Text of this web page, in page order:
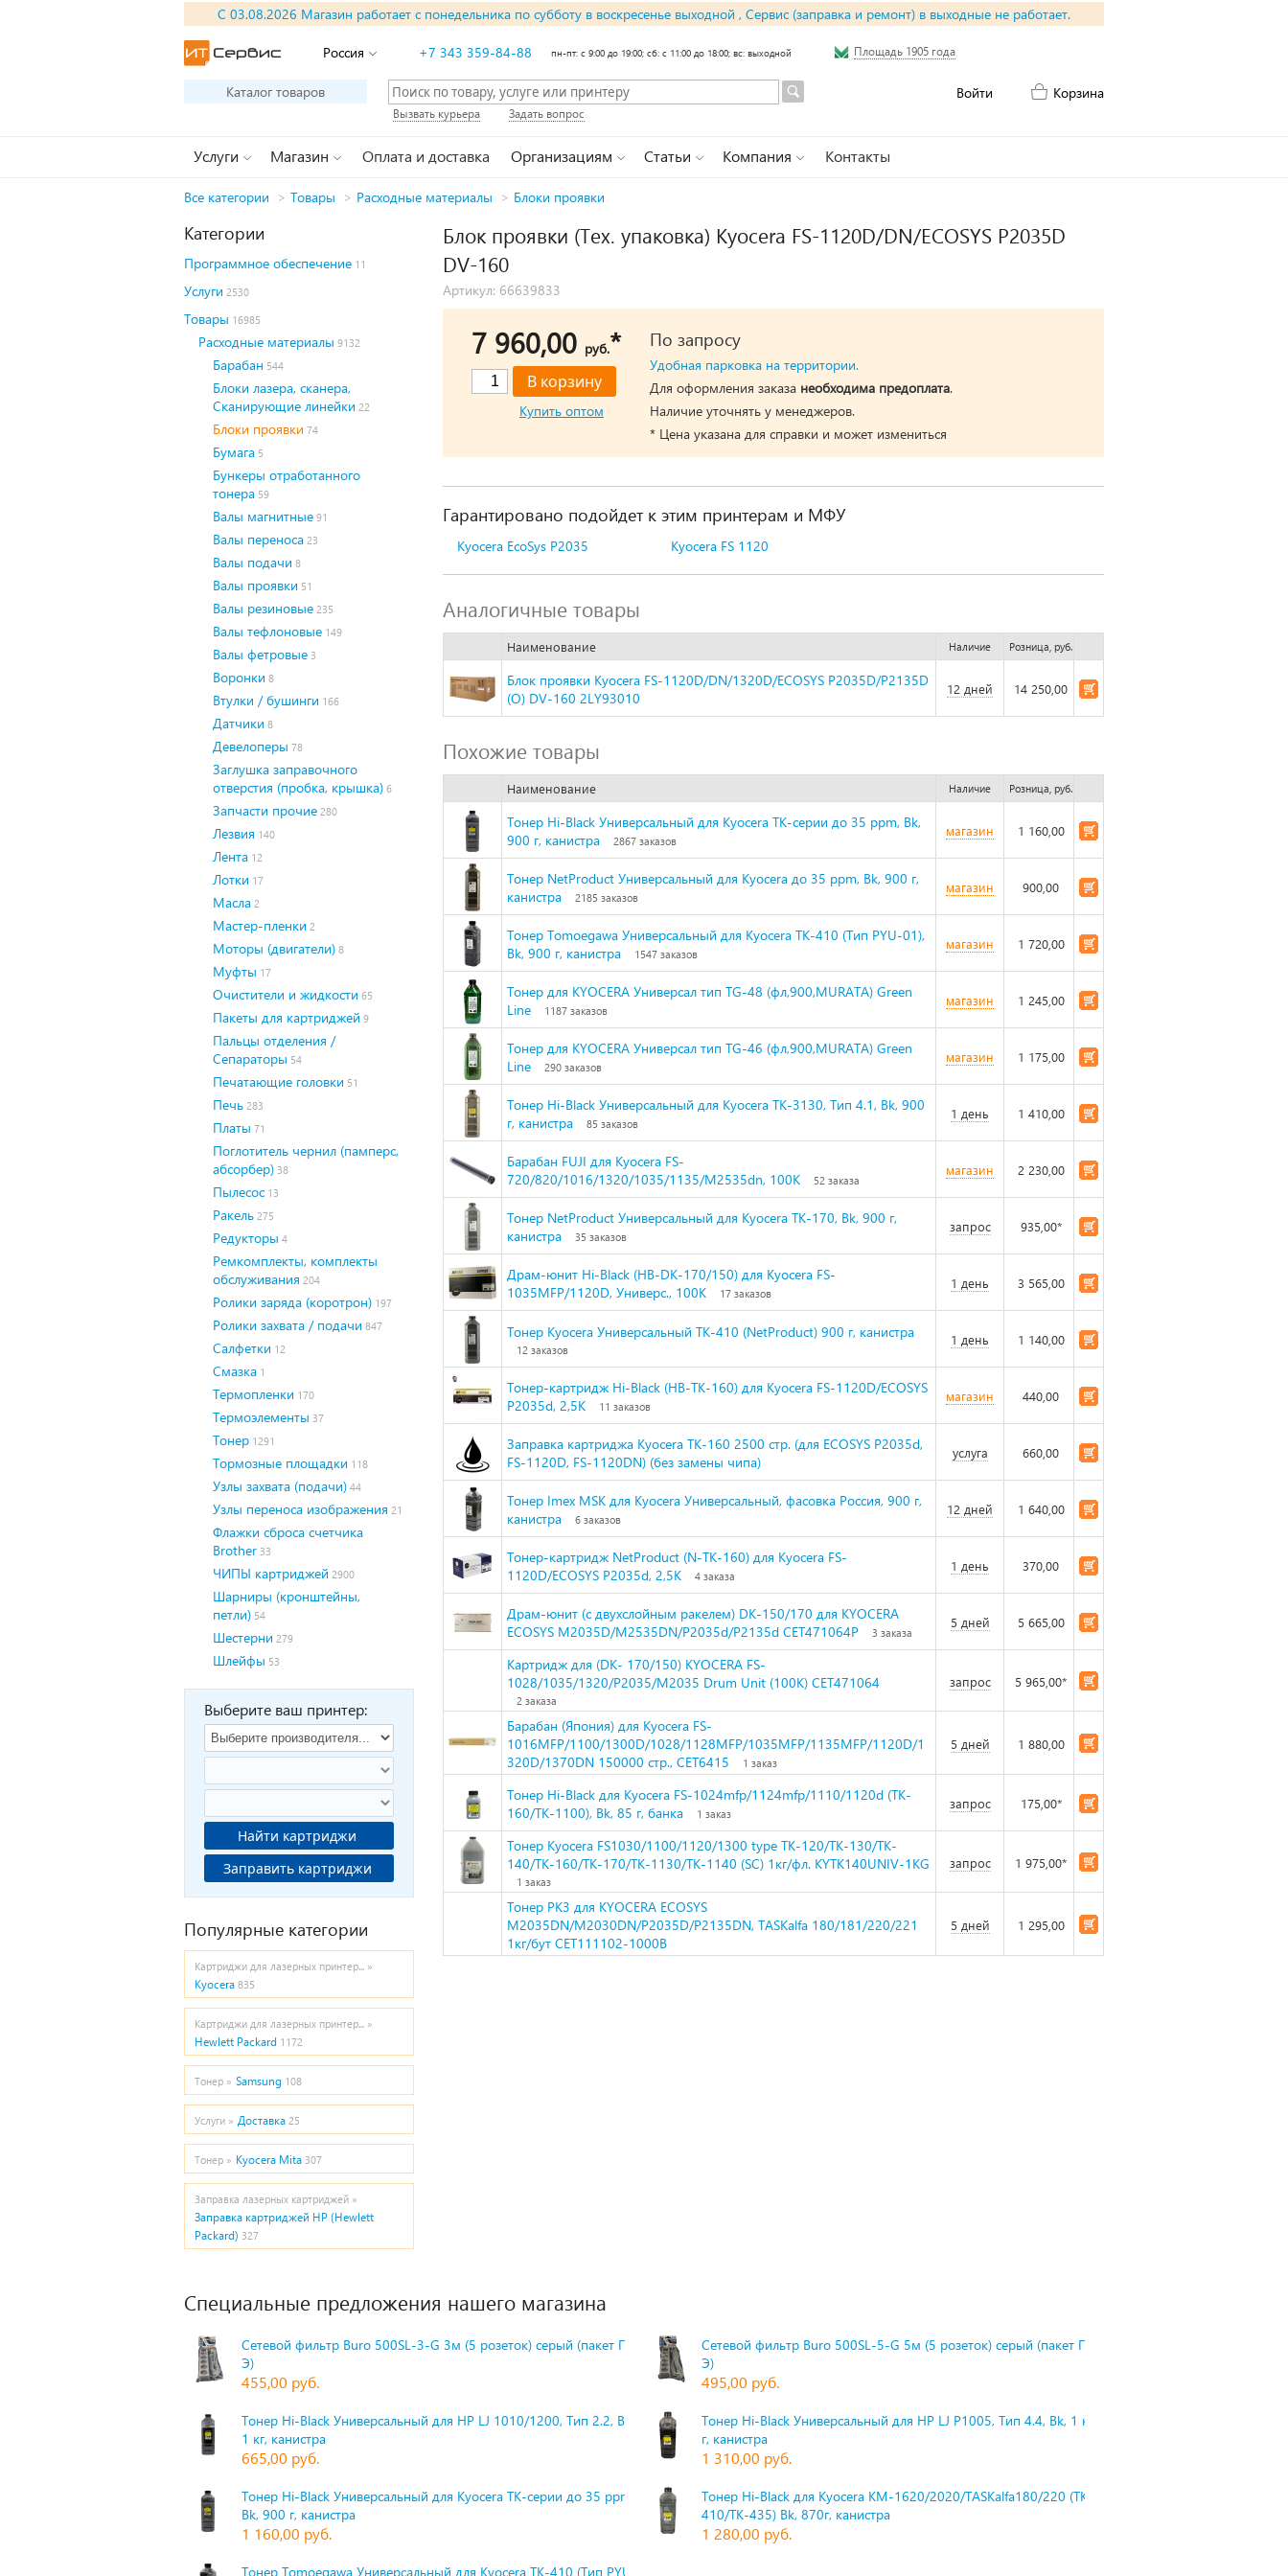
С 03.08.2026 Магазин работает с понедельника по субботу в воскресенье выходной , Сервис (заправка и ремонт) в выходные не работает.
Россия +7 343 359-84-88 пн-пт: с 9:00 до 19:00; сб: с 11:00 до 18:00; вс: выходной Площадь 1905 года
Каталог товаров Войти Корзина
Вызвать курьера Задать вопрос
Услуги Магазин Оплата и доставка Организациям Статьи Компания Контакты
Все категории > Товары > Расходные материалы > Блоки проявки
Категории
Программное обеспечение 11
Услуги 2530
Товары 16985
Расходные материалы 9132
Барабан 544
Блоки лазера, сканера,
Сканирующие линейки 22
Блоки проявки 74
Бумага 5
Бункеры отработанного
тонера 59
Валы магнитные 91
Валы переноса 23
Валы подачи 8
Валы проявки 51
Валы резиновые 235
Валы тефлоновые 149
Валы фетровые 3
Воронки 8
Втулки / бушинги 166
Датчики 8
Девелоперы 78
Заглушка заправочного
отверстия (пробка, крышка) 6
Запчасти прочие 280
Лезвия 140
Лента 12
Лотки 17
Масла 2
Мастер-пленки 2
Моторы (двигатели) 8
Муфты 17
Очистители и жидкости 65
Пакеты для картриджей 9
Пальцы отделения /
Сепараторы 54
Печатающие головки 51
Печь 283
Платы 71
Поглотитель чернил (памперс,
абсорбер) 38
Пылесос 13
Ракель 275
Редукторы 4
Ремкомплекты, комплекты
обслуживания 204
Ролики заряда (коротрон) 197
Ролики захвата / подачи 847
Салфетки 12
Смазка 1
Термопленки 170
Термоэлементы 37
Тонер 1291
Тормозные площадки 118
Узлы захвата (подачи) 44
Узлы переноса изображения 21
Флажки сброса счетчика
Brother 33
ЧИПЫ картриджей 2900
Шарниры (кронштейны,
петли) 54
Шестерни 279
Шлейфы 53
Выберите ваш принтер:
Найти картриджи
Заправить картриджи
Популярные категории
Картриджи для лазерных принтер... »
Kyocera 835
Картриджи для лазерных принтер... »
Hewlett Packard 1172
Тонер » Samsung 108
Услуги » Доставка 25
Тонер » Kyocera Mita 307
Заправка лазерных картриджей »
Заправка картриджей HP (Hewlett
Packard) 327
Блок проявки (Тех. упаковка) Kyocera FS-1120D/DN/ECOSYS P2035D
DV-160
Артикул: 66639833
7 960,00 руб.*
Купить оптом
По запросу
Удобная парковка на территории.
Для оформления заказа необходима предоплата.
Наличие уточнять у менеджеров.
* Цена указана для справки и может измениться
Гарантировано подойдет к этим принтерам и МФУ
Kyocera EcoSys P2035 Kyocera FS 1120
Аналогичные товары
Наименование Наличие Розница, руб.
Блок проявки Kyocera FS-1120D/DN/1320D/ECOSYS P2035D/P2135D
(O) DV-160 2LY93010
12 дней 14 250,00
Похожие товары
Наименование Наличие Розница, руб.
Тонер Hi-Black Универсальный для Kyocera TK-серии до 35 ppm, Bk,
900 г, канистра
2867 заказов
магазин 1 160,00
Тонер NetProduct Универсальный для Kyocera до 35 ppm, Bk, 900 г,
канистра
2185 заказов
магазин 900,00
Тонер Tomoegawa Универсальный для Kyocera TK-410 (Тип PYU-01),
Bk, 900 г, канистра
1547 заказов
магазин 1 720,00
Тонер для KYOCERA Универсал тип TG-48 (фл,900,MURATA) Green
Line
1187 заказов
магазин 1 245,00
Тонер для KYOCERA Универсал тип TG-46 (фл,900,MURATA) Green
Line
290 заказов
магазин 1 175,00
Тонер Hi-Black Универсальный для Kyocera TK-3130, Тип 4.1, Bk, 900
г, канистра
85 заказов
1 день 1 410,00
Барабан FUJI для Kyocera FS-
720/820/1016/1320/1035/1135/M2535dn, 100K
52 заказа
магазин 2 230,00
Тонер NetProduct Универсальный для Kyocera TK-170, Bk, 900 г,
канистра
35 заказов
запрос 935,00*
Драм-юнит Hi-Black (HB-DK-170/150) для Kyocera FS-
1035MFP/1120D, Универс., 100К
17 заказов
1 день 3 565,00
Тонер Kyocera Универсальный TK-410 (NetProduct) 900 г, канистра
12 заказов
1 день 1 140,00
Тонер-картридж Hi-Black (HB-TK-160) для Kyocera FS-1120D/ECOSYS
P2035d, 2,5K
11 заказов
магазин 440,00
Заправка картриджа Kyocera TK-160 2500 стр. (для ECOSYS P2035d,
FS-1120D, FS-1120DN) (без замены чипа)
услуга 660,00
Тонер Imex MSK для Kyocera Универсальный, фасовка Россия, 900 г,
канистра
6 заказов
12 дней 1 640,00
Тонер-картридж NetProduct (N-TK-160) для Kyocera FS-
1120D/ECOSYS P2035d, 2,5K
4 заказа
1 день 370,00
Драм-юнит (c двухслойным ракелем) DK-150/170 для KYOCERA
ECOSYS M2035D/M2535DN/P2035d/P2135d CET471064P
3 заказа
5 дней 5 665,00
Картридж для (DK- 170/150) KYOCERA FS-
1028/1035/1320/P2035/M2035 Drum Unit (100K) CET471064
2 заказа
запрос 5 965,00*
Барабан (Япония) для Kyocera FS-
1016MFP/1100/1300D/1028/1128MFP/1035MFP/1135MFP/1120D/1
320D/1370DN 150000 стр., CET6415
1 заказ
5 дней 1 880,00
Тонер Hi-Black для Kyocera FS-1024mfp/1124mfp/1110/1120d (TK-
160/TK-1100), Bk, 85 г, банка
1 заказ
запрос 175,00*
Тонер Kyocera FS1030/1100/1120/1300 type TK-120/TK-130/TK-
140/TK-160/TK-170/TK-1130/TK-1140 (SC) 1кг/фл. KYTK140UNIV-1KG
1 заказ
запрос 1 975,00*
Тонер PK3 для KYOCERA ECOSYS
M2035DN/M2030DN/P2035D/P2135DN, TASKalfa 180/181/220/221
1кг/бут CET111102-1000B
5 дней 1 295,00
Специальные предложения нашего магазина
Сетевой фильтр Buro 500SL-3-G 3м (5 розеток) серый (пакет П
Э)
455,00 руб.
Сетевой фильтр Buro 500SL-5-G 5м (5 розеток) серый (пакет П
Э)
495,00 руб.
Тонер Hi-Black Универсальный для HP LJ 1010/1200, Тип 2.2, Bk,
1 кг, канистра
665,00 руб.
Тонер Hi-Black Универсальный для HP LJ P1005, Тип 4.4, Bk, 1 к
г, канистра
1 310,00 руб.
Тонер Hi-Black Универсальный для Kyocera TK-серии до 35 ppm,
Bk, 900 г, канистра
1 160,00 руб.
Тонер Hi-Black для Kyocera KM-1620/2020/TASKalfa180/220 (TK-
410/TK-435) Bk, 870г, канистра
1 280,00 руб.
Тонер Tomoegawa Универсальный для Kyocera TK-410 (Тип PYU